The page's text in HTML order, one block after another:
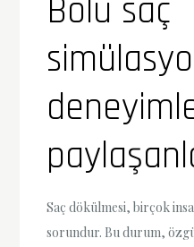
Bolu saç
Saç dökülmesi, birçok
sorundur. Bu durum,